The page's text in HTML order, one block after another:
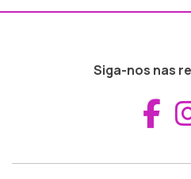
Siga-nos nas